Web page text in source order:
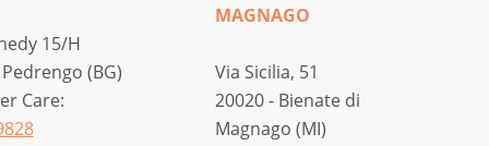
15/H
(BG)
Care:
MAGNAGO
Via Sicilia, 51
20020 - Bienate di
Magnago (MI)